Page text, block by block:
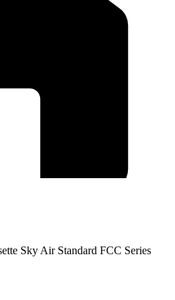
Sky Air Standard FCC Series